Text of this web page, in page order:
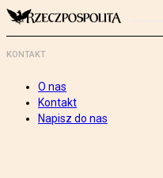
KONTAKT
O nas
Kontakt
Napisz do nas